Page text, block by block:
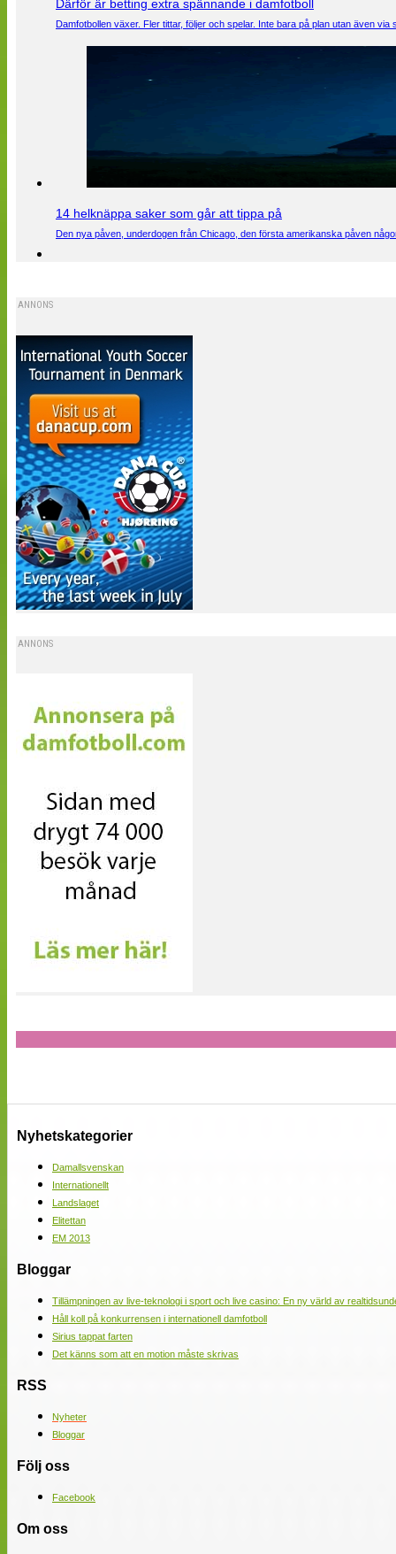
Därför är betting extra spännande i damfotboll
Damfotbollen växer. Fler tittar, följer och spelar. Inte bara på plan utan även
14 helknäppa saker som går att tippa på
Den nya påven, underdogen från Chicago, den första amerikanska påven
ANNONS
ANNONS
Nyhetskategorier
Damallsvenskan
Internationellt
Landslaget
Elitettan
EM 2013
Bloggar
Tillämpningen av live-teknologi i sport och live casino: En ny värld av
Håll koll på konkurrensen i internationell damfotboll
Sirius tappat farten
Det känns som att en motion måste skrivas
RSS
Nyheter
Bloggar
Följ oss
Facebook
Om oss